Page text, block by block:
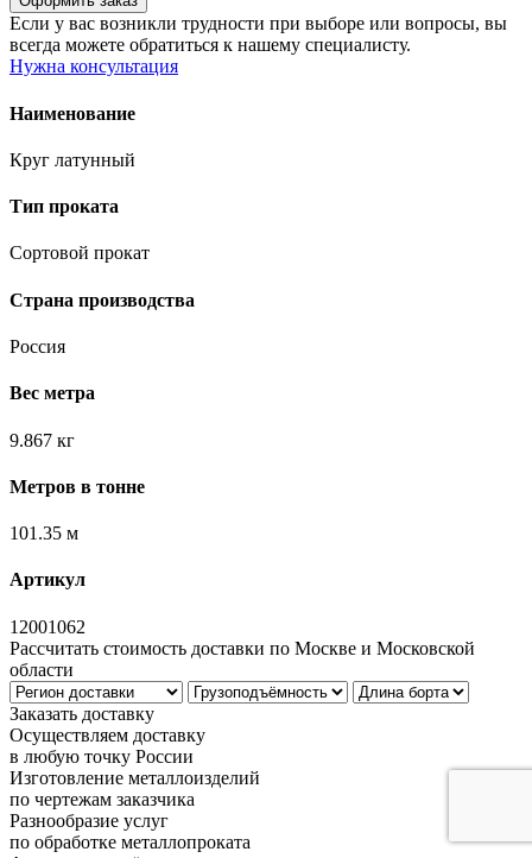
Если у вас возникли трудности при выборе или вопросы, вы
всегда можете обратиться к нашему специалисту.
Нужна консультация
Наименование
Круг латунный
Тип проката
Сортовой прокат
Страна производства
Россия
Вес метра
9.867 кг
Метров в тонне
101.35 м
Артикул
12001062
Рассчитать стоимость доставки по Москве и Московской
области
Заказать доставку
Осуществляем доставку
в любую точку России
Изготовление металлоизделий
по чертежам заказчика
Разнообразие услуг
по обработке металлопроката